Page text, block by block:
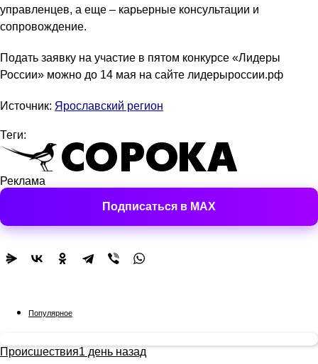
управленцев, а еще – карьерные консультации и
сопровождение.
Подать заявку на участие в пятом конкурсе «Лидеры
России» можно до 14 мая на сайте лидерыроссии.рф
Источник: Ярославский регион
Теги:
Реклама
Подписаться в MAX
Популярное
Происшествия1 день назад